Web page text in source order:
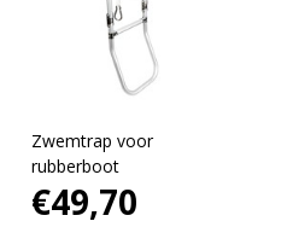
Zwemtrap voor
rubberboot
€49,70